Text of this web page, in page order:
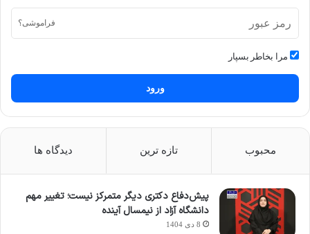
فراموشی؟
مرا بخاطر بسپار
ورود
محبوب تازه ترین دیدگاه ها
پیش‌دفاع دکتری دیگر متمرکز نیست؛ تغییر مهم
دانشگاه آزاد از نیمسال آینده
8 دی 1404